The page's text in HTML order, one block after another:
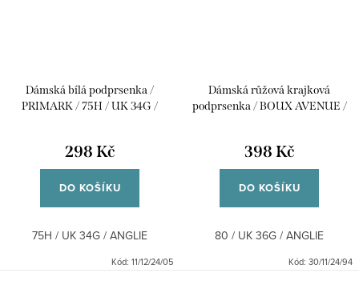
Dámská bílá podprsenka /
PRIMARK / 75H / UK 34G /
298 Kč
DO KOŠÍKU
75H / UK 34G / ANGLIE
Kód: 11/12/24/05
Dámská růžová krajková
podprsenka / BOUX AVENUE /
398 Kč
DO KOŠÍKU
80 / UK 36G / ANGLIE
Kód: 30/11/24/94